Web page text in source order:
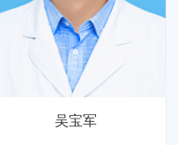
吴宝军